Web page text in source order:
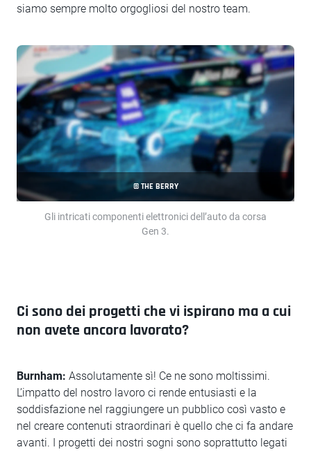
siamo sempre molto orgogliosi del nostro team.
© THE BERRY
Gli intricati componenti elettronici dell’auto da corsa
Gen 3.
Ci sono dei progetti che vi ispirano ma a cui
non avete ancora lavorato?
Burnham: Assolutamente sì! Ce ne sono moltissimi.
L’impatto del nostro lavoro ci rende entusiasti e la
soddisfazione nel raggiungere un pubblico così vasto e
nel creare contenuti straordinari è quello che ci fa andare
avanti. I progetti dei nostri sogni sono soprattutto legati